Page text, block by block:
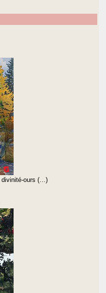
divinité-ours (…)